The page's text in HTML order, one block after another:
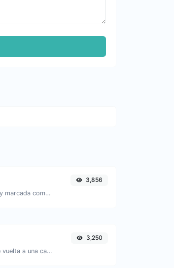
Verifica si la URL está prohibida y marcada como segura/no segura por Google.
3,856
Decodificar la entrada de URL de vuelta a una cadena normal.
3,250